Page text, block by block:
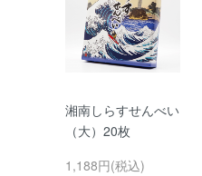
湘南しらすせんべい
（大）20枚
1,188円(税込)